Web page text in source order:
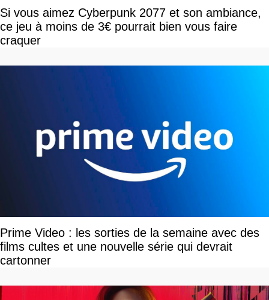
Si vous aimez Cyberpunk 2077 et son ambiance,
ce jeu à moins de 3€ pourrait bien vous faire
craquer
Prime Video : les sorties de la semaine avec des
films cultes et une nouvelle série qui devrait
cartonner